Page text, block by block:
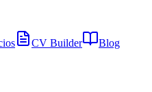
CV Builder Blog